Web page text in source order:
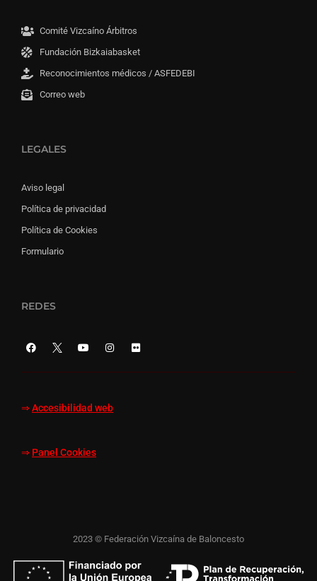
Comité Vizcaíno Árbitros
Fundación Bizkaiabasket
Reconocimientos médicos / ASFEDEBI
Correo web
LEGALES
Aviso legal
Política de privacidad
Política de Cookies
Formulario
REDES
⇒ Accesibilidad web
⇒ Panel Cookies
2023 © Federación Vizcaína de Baloncesto